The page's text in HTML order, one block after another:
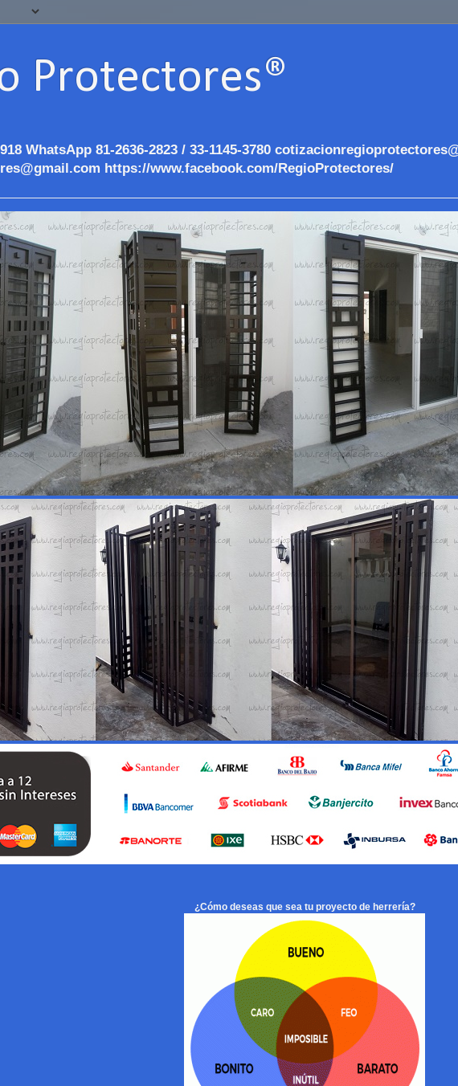
Protectores®
WhatsApp 81-2636-2823 / 33-1145-3780
https://www.facebook.com/RegioProtectores/
¿Cómo deseas que sea tu proyecto de herrería?